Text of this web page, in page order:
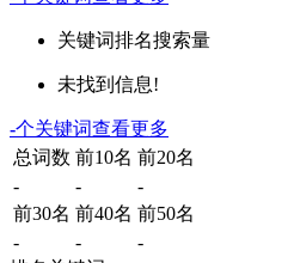
关键词排名搜索量
未找到信息!
-个关键词查看更多
总词数 前10名 前20名
-
-
-
前30名 前40名 前50名
-
-
-